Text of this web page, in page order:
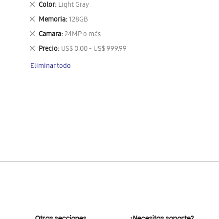
Color Light Gray
Eliminar
este
artículo
Memoria 128GB
Eliminar
este
artículo
Camara 24MP o más
Eliminar
este
artículo
Precio US$ 0.00 - US$ 999.99
Eliminar
artículo
Eliminar todo